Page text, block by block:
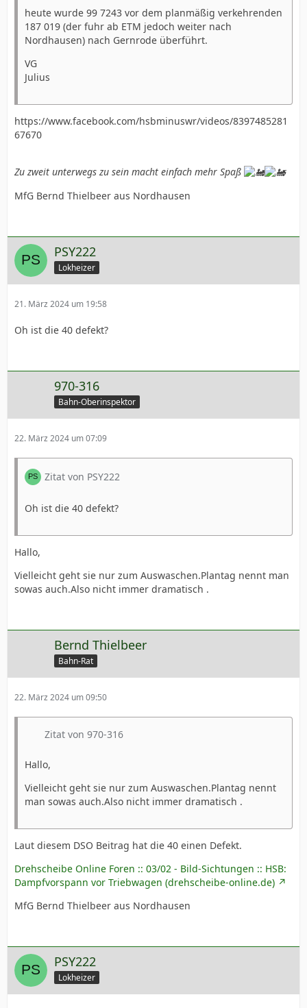
heute wurde 99 7243 vor dem planmäßig verkehrenden
187 019 (der fuhr ab ETM jedoch weiter nach
Nordhausen) nach Gernrode überführt.
VG
Julius
https://www.facebook.com/hsbminuswr/videos/8397485281
67670
Zu zweit unterwegs zu sein macht einfach mehr Spaß
MfG Bernd Thielbeer aus Nordhausen
PSY222
Lokheizer
21. März 2024 um 19:58
Oh ist die 40 defekt?
970-316
Bahn-Oberinspektor
22. März 2024 um 07:09
Zitat von PSY222
Oh ist die 40 defekt?
Hallo,
Vielleicht geht sie nur zum Auswaschen.Plantag nennt man
sowas auch.Also nicht immer dramatisch .
Bernd Thielbeer
Bahn-Rat
22. März 2024 um 09:50
Zitat von 970-316
Hallo,
Vielleicht geht sie nur zum Auswaschen.Plantag nennt
man sowas auch.Also nicht immer dramatisch .
Laut diesem DSO Beitrag hat die 40 einen Defekt.
Drehscheibe Online Foren :: 03/02 - Bild-Sichtungen :: HSB:
Dampfvorspann vor Triebwagen (drehscheibe-online.de)
MfG Bernd Thielbeer aus Nordhausen
PSY222
Lokheizer